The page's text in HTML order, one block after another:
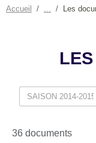
Accueil Les
36 documents